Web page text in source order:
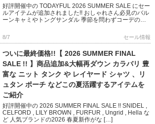
好評開催中の TODAYFUL 2026 SUMMER SALE にセー
ルアイテムが追加されました!! おしゃれさん必見のバル
ーンキャミやトングサンダル 季節を問わずコーデのア
8/7 セール情報
ついに最終価格!!【 2026 SUMMER FINAL
SALE !! 】商品追加&大幅再ダウン カラバリ 豊
富な ニット タンク や レイヤード シャツ 、リ
ュタン ポーチ などこの夏活躍するアイテムを
ご紹介
好評開催中の 2026 SUMMER FINAL SALE !! SNIDEL ,
CELFORD , LILY BROWN , FURFUR , Ungrid , Hella な
ど 人気ブランドの2026 春夏新作がな […]